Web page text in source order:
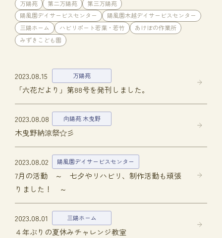
万陽苑
第二万陽苑
第三万陽苑
陽風園デイサービスセンター
陽風園木越デイサービスセンター
三陽ホーム
ハビリポート若葉・若竹
あけぼの作業所
みずきこども園
2023.08.15 万陽苑
「六花だより」第88号を発刊しました。
2023.08.08 向陽苑 木曳野
木曳野納涼祭☆彡
2023.08.02 陽風園デイサービスセンター
7月の活動 ～ 七夕やリハビリ、制作活動も頑張
りました！ ～
2023.08.01 三陽ホーム
４年ぶりの夏休みチャレンジ教室